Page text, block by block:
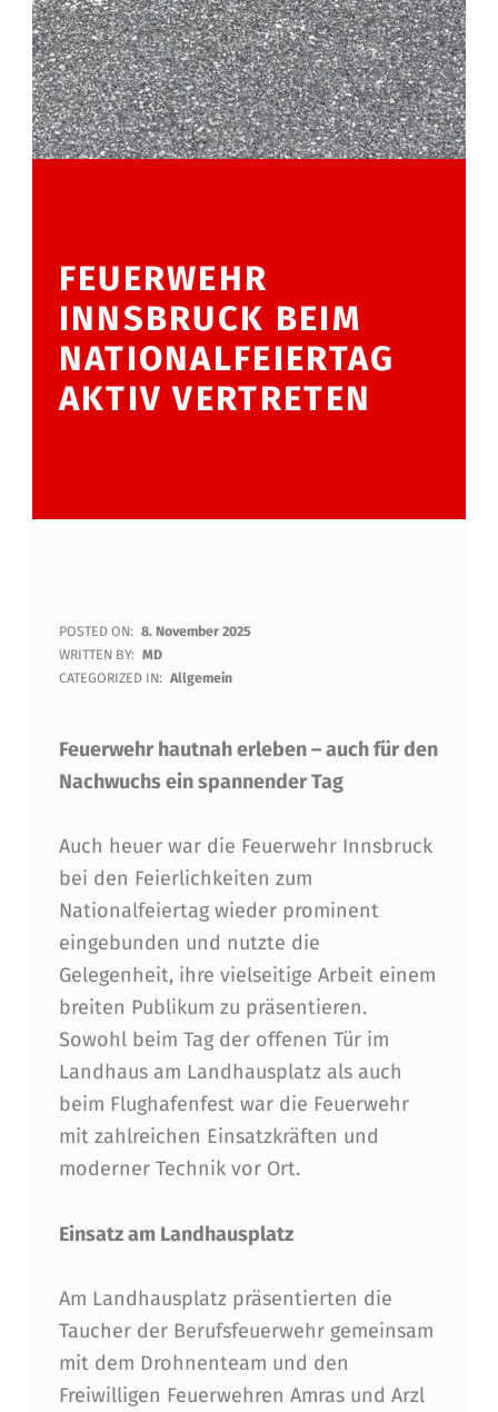
FEUERWEHR
INNSBRUCK BEIM
NATIONALFEIERTAG
AKTIV VERTRETEN
F
E
E
R
W
E
H
R
I
N
N
S
B
U
K
B
E
POSTED ON: 8. November 2025
WRITTEN BY: MD
CATEGORIZED IN: Allgemein
Feuerwehr hautnah erleben – auch für den
Nachwuchs ein spannender Tag
Auch heuer war die Feuerwehr Innsbruck
bei den Feierlichkeiten zum
Nationalfeiertag wieder prominent
eingebunden und nutzte die
Gelegenheit, ihre vielseitige Arbeit einem
breiten Publikum zu präsentieren.
Sowohl beim Tag der offenen Tür im
Landhaus am Landhausplatz als auch
beim Flughafenfest war die Feuerwehr
mit zahlreichen Einsatzkräften und
moderner Technik vor Ort.
Einsatz am Landhausplatz
Am Landhausplatz präsentierten die
Taucher der Berufsfeuerwehr gemeinsam
mit dem Drohnenteam und den
Freiwilligen Feuerwehren Amras und Arzl